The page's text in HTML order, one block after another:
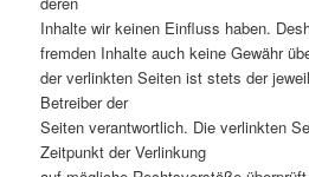
Inhalte wir keinen Einfluss haben.
fremden Inhalte auch keine Gewähr
der verlinkten Seiten ist stets der
Betreiber der
Seiten verantwortlich. Die verlinkten
Zeitpunkt der Verlinkung